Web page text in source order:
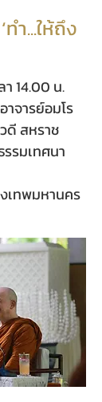
ำ...ให้ถึง
14.00 น.
จารย์อมโร
ดี สหราช
รมเทศนา
เทพมหานคร